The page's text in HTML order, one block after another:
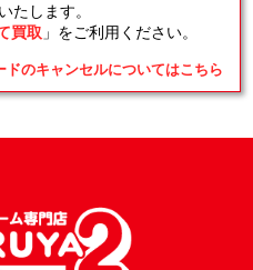
たします。
買取 」をご利用ください。
ドのキャンセルについてはこちら